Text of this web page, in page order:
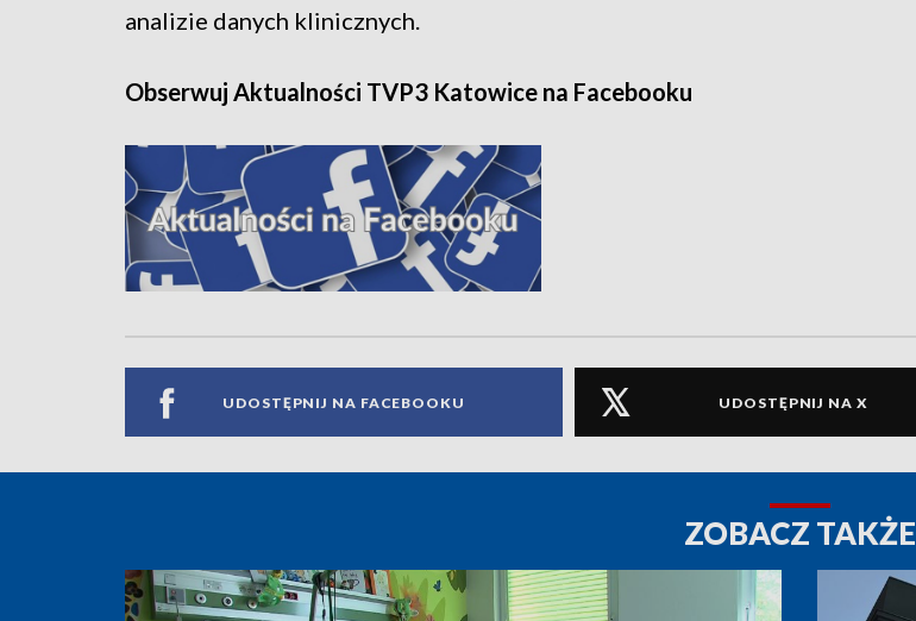
analizie danych klinicznych.
Obserwuj Aktualności TVP3 Katowice na Facebooku
UDOSTĘPNIJ NA FACEBOOKU UDOSTĘPNIJ NA X
ZOBACZ TAKŻE